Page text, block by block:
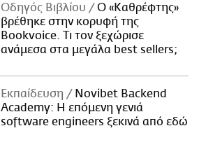
Οδηγός Βιβλίου
Ο «Καθρέφτης»
βρέθηκε στην κορυφή της
Bookvoice. Τι τον ξεχώρισε
ανάμεσα στα μεγάλα best sellers;
Εκπαίδευση
Novibet Backend
Academy: Η επόμενη γενιά
software engineers ξεκινά από εδώ